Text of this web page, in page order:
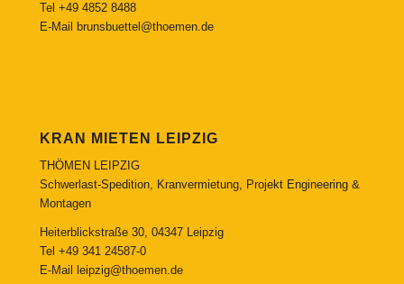
Tel +49 4852 8488
E-Mail
brunsbuettel@thoemen.de
KRAN MIETEN LEIPZIG
THÖMEN LEIPZIG
Schwerlast-Spedition, Kranvermietung, Projekt Engineering &
Montagen
Heiterblickstraße 30, 04347 Leipzig
Tel +49 341 24587-0
E-Mail
leipzig@thoemen.de